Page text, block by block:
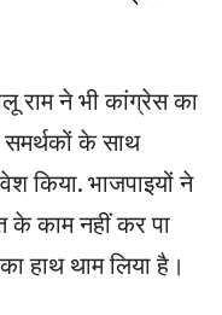
राम ने भी कांग्रेस का
समर्थकों के साथ
किया. भाजपाइयों ने
के काम नहीं कर पा
हाथ थाम लिया है।